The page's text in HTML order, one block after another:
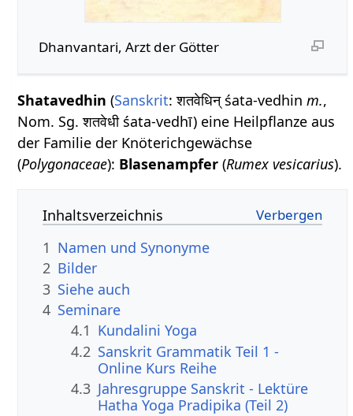
Dhanvantari, Arzt der Götter
Shatavedhin (Sanskrit: शतवेधिन् śata-vedhinm.,
Nom. Sg. शतवेधी śata-vedhī) eine Heilpflanze aus
der Familie der Knöterichgewächse
(Polygonaceae): Blasenampfer (Rumex vesicarius).
Inhaltsverzeichnis
1 Namen und Synonyme
2 Bilder
3 Siehe auch
4 Seminare
4.1 Kundalini Yoga
4.2 Sanskrit Grammatik Teil 1 -
Online Kurs Reihe
4.3 Jahresgruppe Sanskrit - Lektüre
Hatha Yoga Pradipika (Teil 2)